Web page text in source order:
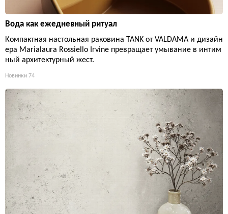
Вода как ежедневный ритуал
Компактная настольная раковина TANK от VALDAMA и дизайн
ера Marialaura Rossiello Irvine превращает умывание в интим
ный архитектурный жест.
Новинки 74